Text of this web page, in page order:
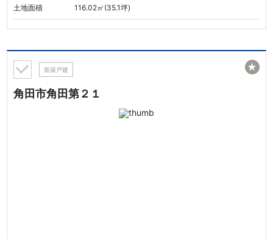
土地面積 116.02㎡(35.1坪)
新築戸建
角田市角田第２１
★